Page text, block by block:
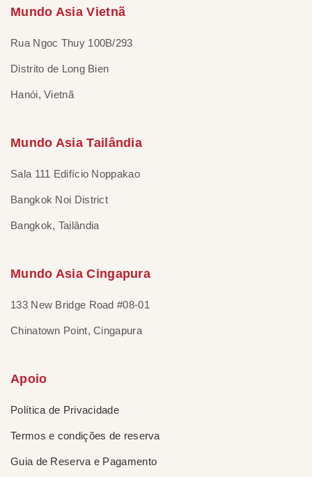
Mundo Asia Vietnã
Rua Ngoc Thuy 100B/293
Distrito de Long Bien
Hanói, Vietnã
Mundo Asia Tailândia
Sala 111 Edifício Noppakao
Bangkok Noi District
Bangkok, Tailândia
Mundo Asia Cingapura
133 New Bridge Road #08-01
Chinatown Point, Cingapura
Apoio
Política de Privacidade
Termos e condições de reserva
Guia de Reserva e Pagamento